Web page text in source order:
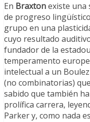
En Braxtonexiste una
de progreso
grupo en una
cuyo resultado
fundador de la
temperamento
intelectual a un
(no combinatorias)
sabido que también
prolífica carrera,
Parker y, como nada